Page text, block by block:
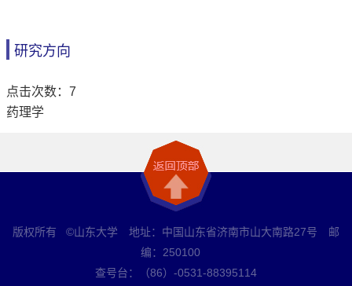
研究方向
点击次数： 7
药理学
版权所有 ©山东大学 地址：中国山东省济南市山大南路27号 邮
编：250100
查号台：（86）-0531-88395114